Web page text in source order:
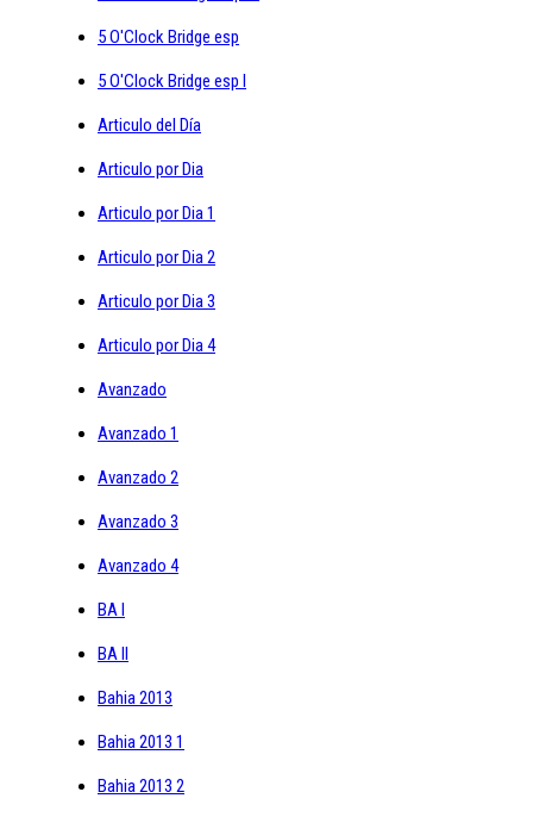
5 O'Clock Bridge esp
5 O'Clock Bridge esp I
Articulo del Día
Articulo por Dia
Articulo por Dia 1
Articulo por Dia 2
Articulo por Dia 3
Articulo por Dia 4
Avanzado
Avanzado 1
Avanzado 2
Avanzado 3
Avanzado 4
BA I
BA II
Bahia 2013
Bahia 2013 1
Bahia 2013 2